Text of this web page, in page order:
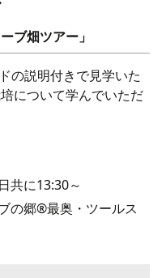
ブ畑ツアー」
の説明付きで見学いた
について学んでいただ
共に13:30～
の郷®最奥・ツールス